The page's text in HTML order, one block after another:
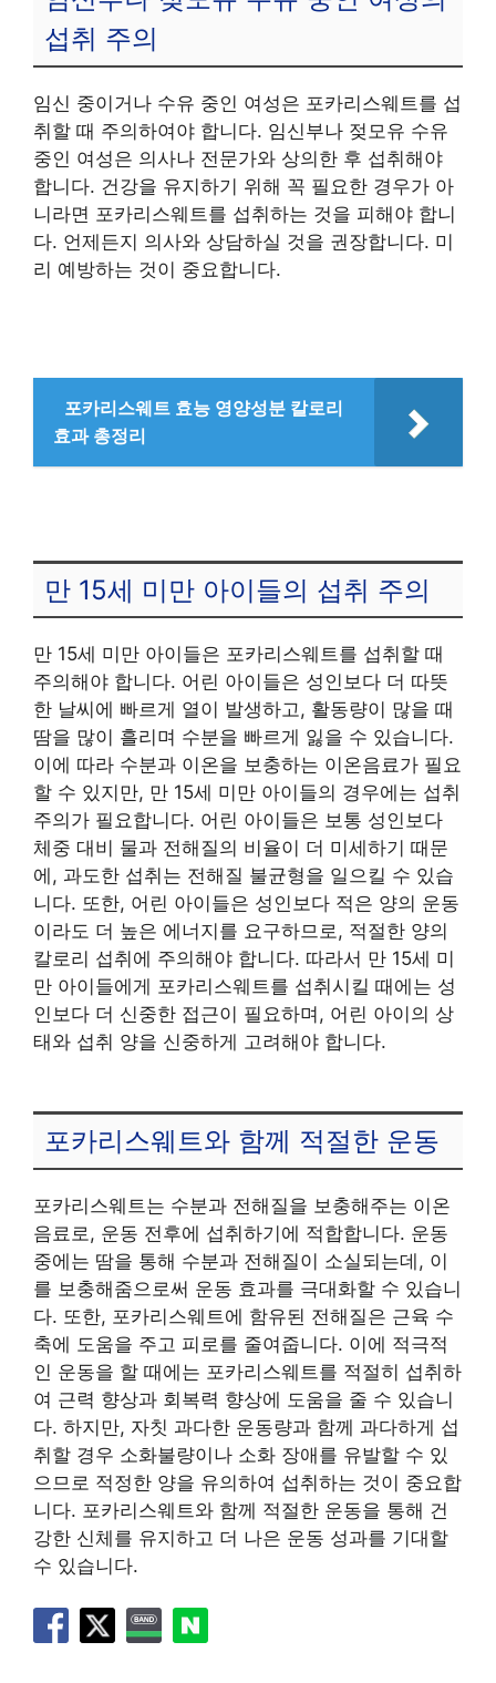
섭취 주의
임신 중이거나 수유 중인 여성은 포카리스웨트를 섭
취할 때 주의하여야 합니다. 임신부나 젖모유 수유
중인 여성은 의사나 전문가와 상의한 후 섭취해야
합니다. 건강을 유지하기 위해 꼭 필요한 경우가 아
니라면 포카리스웨트를 섭취하는 것을 피해야 합니
다. 언제든지 의사와 상담하실 것을 권장합니다. 미
리 예방하는 것이 중요합니다.
포카리스웨트 효능 영양성분 칼로리
효과 총정리
만 15세 미만 아이들의 섭취 주의
만 15세 미만 아이들은 포카리스웨트를 섭취할 때
주의해야 합니다. 어린 아이들은 성인보다 더 따뜻
한 날씨에 빠르게 열이 발생하고, 활동량이 많을 때
땀을 많이 흘리며 수분을 빠르게 잃을 수 있습니다.
이에 따라 수분과 이온을 보충하는 이온음료가 필요
할 수 있지만, 만 15세 미만 아이들의 경우에는 섭취
주의가 필요합니다. 어린 아이들은 보통 성인보다
체중 대비 물과 전해질의 비율이 더 미세하기 때문
에, 과도한 섭취는 전해질 불균형을 일으킬 수 있습
니다. 또한, 어린 아이들은 성인보다 적은 양의 운동
이라도 더 높은 에너지를 요구하므로, 적절한 양의
칼로리 섭취에 주의해야 합니다. 따라서 만 15세 미
만 아이들에게 포카리스웨트를 섭취시킬 때에는 성
인보다 더 신중한 접근이 필요하며, 어린 아이의 상
태와 섭취 양을 신중하게 고려해야 합니다.
포카리스웨트와 함께 적절한 운동
포카리스웨트는 수분과 전해질을 보충해주는 이온
음료로, 운동 전후에 섭취하기에 적합합니다. 운동
중에는 땀을 통해 수분과 전해질이 소실되는데, 이
를 보충해줌으로써 운동 효과를 극대화할 수 있습니
다. 또한, 포카리스웨트에 함유된 전해질은 근육 수
축에 도움을 주고 피로를 줄여줍니다. 이에 적극적
인 운동을 할 때에는 포카리스웨트를 적절히 섭취하
여 근력 향상과 회복력 향상에 도움을 줄 수 있습니
다. 하지만, 자칫 과다한 운동량과 함께 과다하게 섭
취할 경우 소화불량이나 소화 장애를 유발할 수 있
으므로 적정한 양을 유의하여 섭취하는 것이 중요합
니다. 포카리스웨트와 함께 적절한 운동을 통해 건
강한 신체를 유지하고 더 나은 운동 성과를 기대할
수 있습니다.